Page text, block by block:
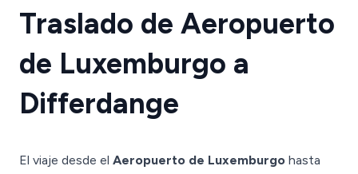
Traslado de Aeropuerto
de Luxemburgo a
Differdange
El viaje desde el Aeropuerto de Luxemburgo hasta